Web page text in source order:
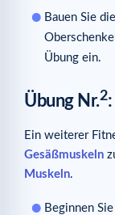
Bauen Sie
Übung ein.
Übung Nr.2:
Ein weiterer
Gesäßmuskeln
Muskeln.
Beginnen